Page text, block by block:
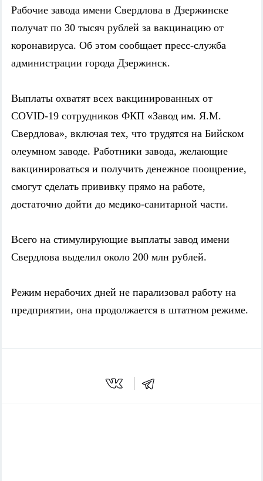
Рабочие завода имени Свердлова в Дзержинске
получат по 30 тысяч рублей за вакцинацию от
коронавируса. Об этом сообщает пресс-служба
администрации города Дзержинск.
Выплаты охватят всех вакцинированных от
COVID-19 сотрудников ФКП «Завод им. Я.М.
Свердлова», включая тех, что трудятся на Бийском
олеумном заводе. Работники завода, желающие
вакцинироваться и получить денежное поощрение,
смогут сделать прививку прямо на работе,
достаточно дойти до медико-санитарной части.
Всего на стимулирующие выплаты завод имени
Свердлова выделил около 200 млн рублей.
Режим нерабочих дней не парализовал работу на
предприятии, она продолжается в штатном режиме.